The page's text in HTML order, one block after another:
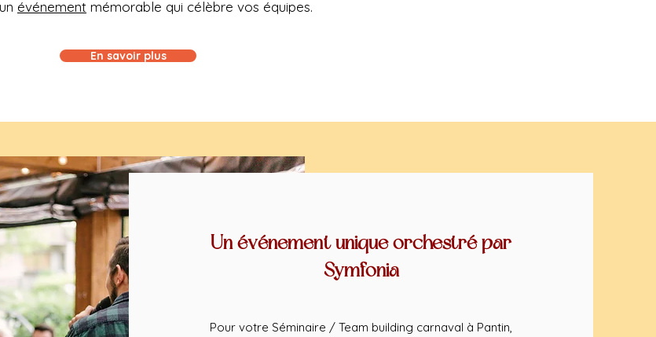
événement mémorable qui célèbre vos équipes.
En savoir plus
Un événement unique orchestré par
Symfonia
Pour votre Séminaire / Team building carnaval à Pantin,